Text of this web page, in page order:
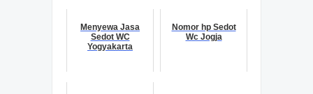
Menyewa Jasa
Sedot WC
Yogyakarta
Nomor hp Sedot
Wc Jogja